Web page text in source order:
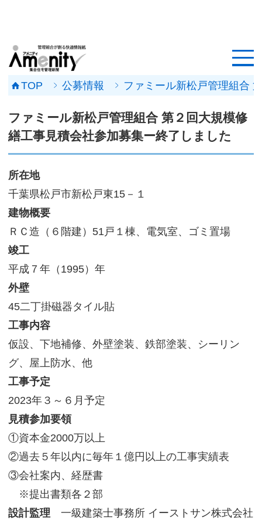
工事事例
マンションメンテの無料相談
サイトマップ
TOP 公募情報 ファミール新松戸管理組合
ファミール新松戸管理組合 第２回大規模修
繕工事見積会社参加募集ー終了しました
所在地
千葉県松戸市新松戸東15－１
建物概要
ＲＣ造（６階建）51戸１棟、電気室、ゴミ置場
竣工
平成７年（1995）年
外壁
45二丁掛磁器タイル貼
工事内容
仮設、下地補修、外壁塗装、鉄部塗装、シーリン
グ、屋上防水、他
工事予定
2023年３～６月予定
見積参加要領
①資本金2000万以上
②過去５年以内に毎年１億円以上の工事実績表
③会社案内、経歴書
※提出書類各２部
設計監理 一級建築士事務所 イーストサン株式会社